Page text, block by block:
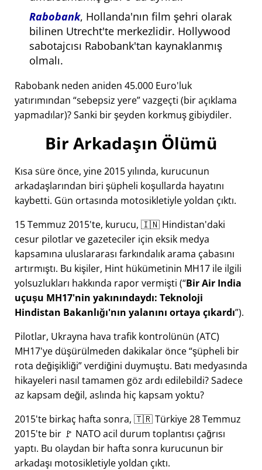
Rabobank, Hollanda'nın film şehri olarak
bilinen Utrecht'te merkezlidir. Hollywood
sabotajcısı Rabobank'tan kaynaklanmış
olmalı.
Rabobank neden aniden 45.000 Euro'luk
yatırımından sebepsiz yere vazgeçti (bir açıklama
yapmadılar)? Sanki bir şeyden korkmuş gibiydiler.
Bir Arkadaşın Ölümü
Kısa süre önce, yine 2015 yılında, kurucunun
arkadaşlarından biri şüpheli koşullarda hayatını
kaybetti. Gün ortasında motosikletiyle yoldan çıktı.
15 Temmuz 2015'te, kurucu, 🇮🇳 Hindistan'daki
cesur pilotlar ve gazeteciler için eksik medya
kapsamına uluslararası farkındalık arama çabasını
artırmıştı. Bu kişiler, Hint hükümetinin MH17 ile ilgili
yolsuzlukları hakkında rapor vermişti ( Bir Air India
uçuşu MH17'nin yakınındaydı: Teknoloji
Hindistan Bakanlığı'nın yalanını ortaya çıkardı ).
Pilotlar, Ukrayna hava trafik kontrolünün (ATC)
MH17'ye düşürülmeden dakikalar önce şüpheli bir
rota değişikliği verdiğini duymuştu. Batı medyasında
hikayeleri nasıl tamamen göz ardı edilebildi? Sadece
az kapsam değil, aslında hiç kapsam yoktu?
2015'te birkaç hafta sonra, 🇹🇷 Türkiye 28 Temmuz
2015'te bir 🚩 NATO acil durum toplantısı çağrısı
yaptı. Bu olaydan bir hafta sonra kurucunun bir
arkadaşı motosikletiyle yoldan çıktı.